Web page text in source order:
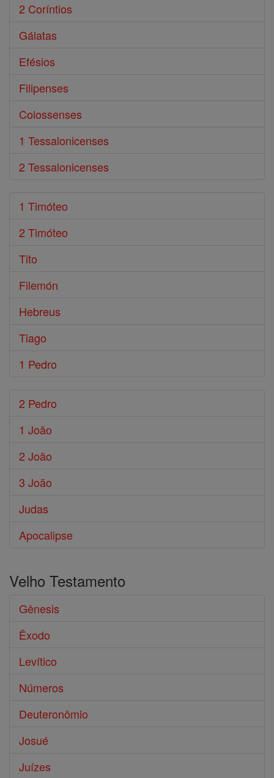
2 Coríntios
Gálatas
Efésios
Filipenses
Colossenses
1 Tessalonicenses
2 Tessalonicenses
1 Timóteo
2 Timóteo
Tito
Filemón
Hebreus
Tiago
1 Pedro
2 Pedro
1 João
2 João
3 João
Judas
Apocalipse
Velho Testamento
Gênesis
Êxodo
Levítico
Números
Deuteronômio
Josué
Juízes